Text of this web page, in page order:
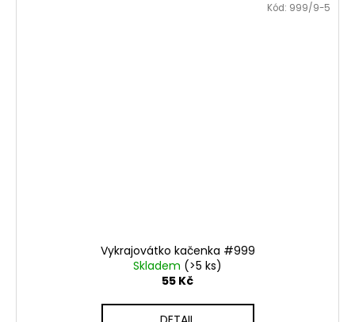
Vykrajovátko kačenka #999
Skladem (>5 ks)
55 Kč
Kód: 999/9-5